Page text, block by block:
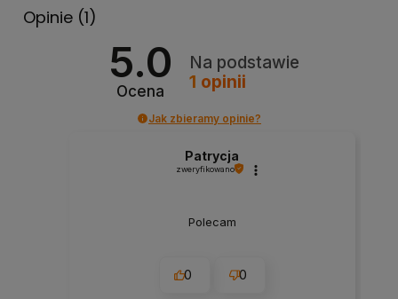
Opinie (1)
5.0
Ocena
Na podstawie
1 opinii
Jak zbieramy opinie?
Patrycja
zweryfikowano
Polecam
0 0